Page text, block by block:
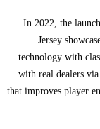
In 2022, the
Jersey
technology with
with real dealers
that improves player